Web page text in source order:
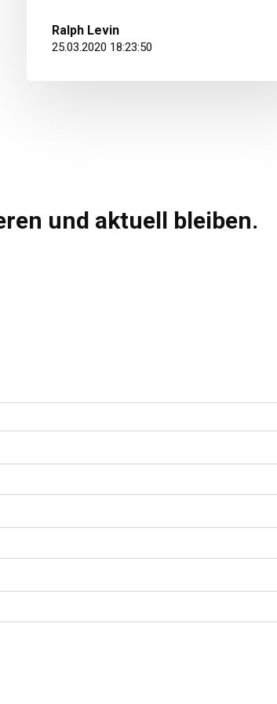
Ralph Levin
25.03.2020 18:23:50
und aktuell bleiben.